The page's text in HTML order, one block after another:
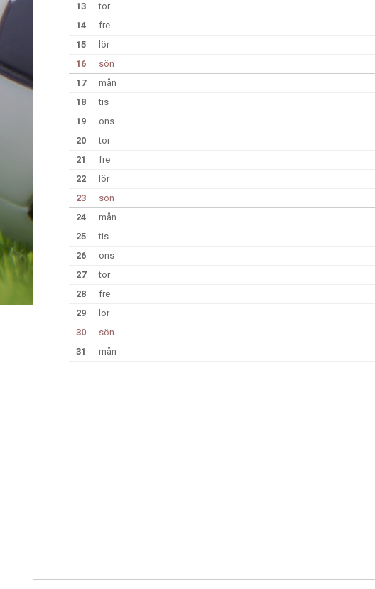
13
tor
14
fre
15
lör
16
sön
17
mån
18
tis
19
ons
20
tor
21
fre
22
lör
23
sön
24
mån
25
tis
26
ons
27
tor
28
fre
29
lör
30
sön
31 mån